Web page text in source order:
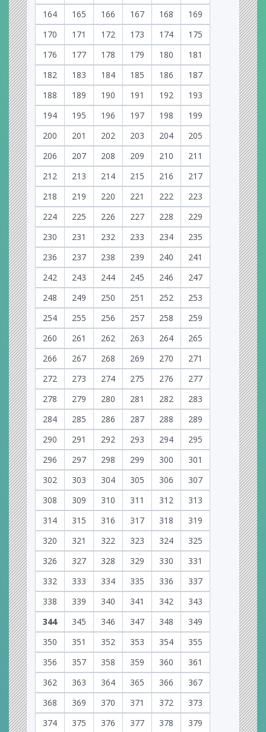
164
165 166 167 168
169
170
171 172 173 174
175
176
177 178 179 180
181
182
183 184 185 186
187
188
189 190 191 192
193
194
195 196 197 198
199
200
201 202 203 204
205
206
207 208 209 210
211
212
213 214 215 216
217
218
219 220 221 222
223
224
225 226 227 228
229
230
231 232 233 234
235
236
237 238 239 240
241
242
243 244 245 246
247
248
249 250 251 252
253
254
255 256 257 258
259
260
261 262 263 264
265
266
267 268 269 270
271
272
273 274 275 276
277
278
279 280 281 282
283
284
285 286 287 288
289
290
291 292 293 294
295
296
297 298 299 300
301
302
303 304 305 306
307
308
309 310 311 312
313
314
315 316 317 318
319
320
321 322 323 324
325
326
327 328 329 330
331
332
333 334 335 336
337
338
339 340 341 342
343
344
345 346 347 348
349
350
351 352 353 354
355
356
357 358 359 360
361
362
363 364 365 366
367
368
369 370 371 372
373
374
375 376 377 378 379